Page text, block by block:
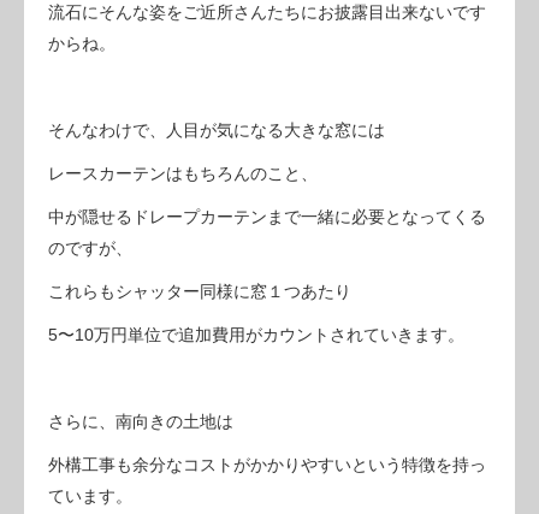
流石にそんな姿をご近所さんたちにお披露目出来ないです
からね。
そんなわけで、人目が気になる大きな窓には
レースカーテンはもちろんのこと、
中が隠せるドレープカーテンまで一緒に必要となってくる
のですが、
これらもシャッター同様に窓１つあたり
5〜10万円単位で追加費用がカウントされていきます。
さらに、南向きの土地は
外構工事も余分なコストがかかりやすいという特徴を持っ
ています。